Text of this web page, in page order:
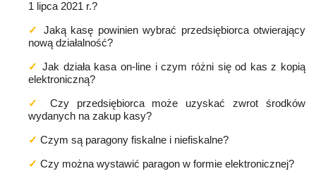
Jaką kasę powinien wybrać przedsiębiorca otwierający
Jak działa kasa on-line i czym różni się od kas z kopią
elektroniczną?
Czy przedsiębiorca może uzyskać zwrot środków
wydanych na zakup kasy?
Czym są paragony fiskalne i niefiskalne?
Czy można wystawić paragon w formie elektronicznej?